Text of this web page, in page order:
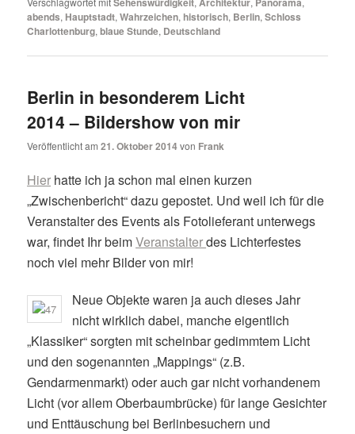
abends, Hauptstadt,Wahrzeichen,historisch, Berlin,Schloss
Charlottenburg,blaue Stunde, Deutschland
Berlin in besonderem Licht
2014 – Bildershow von mir
Veröffentlicht am21. Oktober 2014von Frank
Hier hatte ich ja schon mal einen kurzen
„Zwischenbericht“ dazu gepostet. Und weil ich für die
Veranstalter des Events als Fotolieferant unterwegs
war, findet Ihr beimVeranstalterdes Lichterfestes
noch viel mehr Bilder von mir!
Neue Objekte waren ja auch dieses Jahr
nicht wirklich dabei, manche eigentlich
„Klassiker“ sorgten mit scheinbar gedimmtem Licht
und den sogenannten „Mappings“ (z.B.
Gendarmenmarkt) oder auch gar nicht vorhandenem
Licht (vor allem Oberbaumbrücke) für lange Gesichter
und Enttäuschung bei Berlinbesuchern und